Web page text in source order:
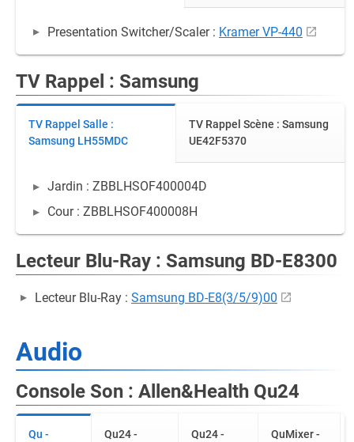
Presentation Switcher/Scaler : Kramer VP-440
TV Rappel : Samsung
TV Rappel Salle :
Samsung LH55MDC
TV Rappel Scène : Samsung
UE42F5370
Jardin : ZBBLHSOF400004D
Cour : ZBBLHSOF400008H
Lecteur Blu-Ray : Samsung BD-E8300
Lecteur Blu-Ray : Samsung BD-E8(3/5/9)00
Audio
Console Son : Allen&Health Qu24
Qu -
Qu24 -
Qu24 -
QuMixer -